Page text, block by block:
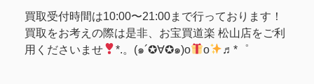
買取受付時間は10:00〜21:00まで行っております！
買取をお考えの際は是非、お宝買道楽 松山店をご利
用くださいませ
*.。(๑´✪∀✪๑)o o ♬*゜